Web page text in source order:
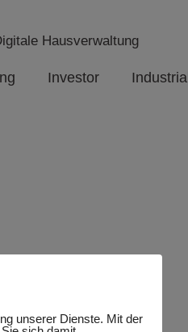
Hausverwaltung
Investor Industrial
unserer Dienste. Mit der